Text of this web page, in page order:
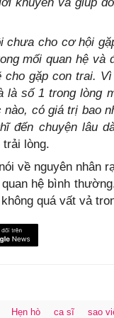
chưa cho cơ hội
mối quan hệ và
gặp con trai.
là số 1 trong lòng
có giá trị bao
đến chuyện lâu
lòng.
về nguyên nhân
hệ bình
quá vất vả
Hẹn hò ca sĩ sao